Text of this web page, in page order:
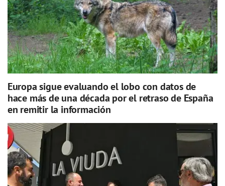
Europa sigue evaluando el lobo con datos de
hace más de una década por el retraso de España
en remitir la información